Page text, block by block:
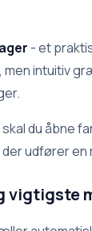
- et
men intuitiv
du åbne
udfører
vigtigste